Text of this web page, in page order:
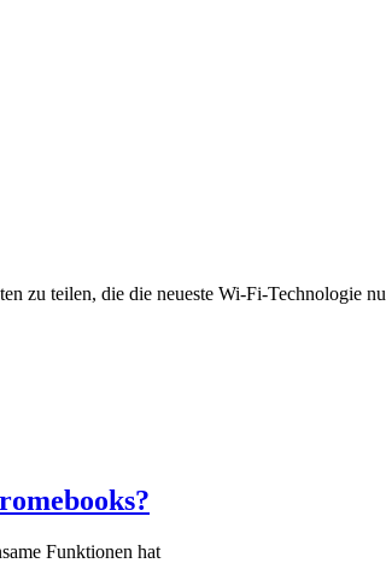
zu teilen, die die neueste Wi-Fi-Technologie
Funktionen hat